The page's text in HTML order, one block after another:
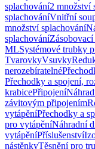
splachování2 množství
splachováníVnitřní
množství splachování
splachování
MLSystémové trubky
TvarovkyVsuvky
nerozebíratelné
Přechodky a spojení,
krabicePřipojení
závitovým připojením
vytápěníPřechodky a
pro vytápěníNáhradní
vytápěníPříslušenství
nástěnkyTěsnění pro